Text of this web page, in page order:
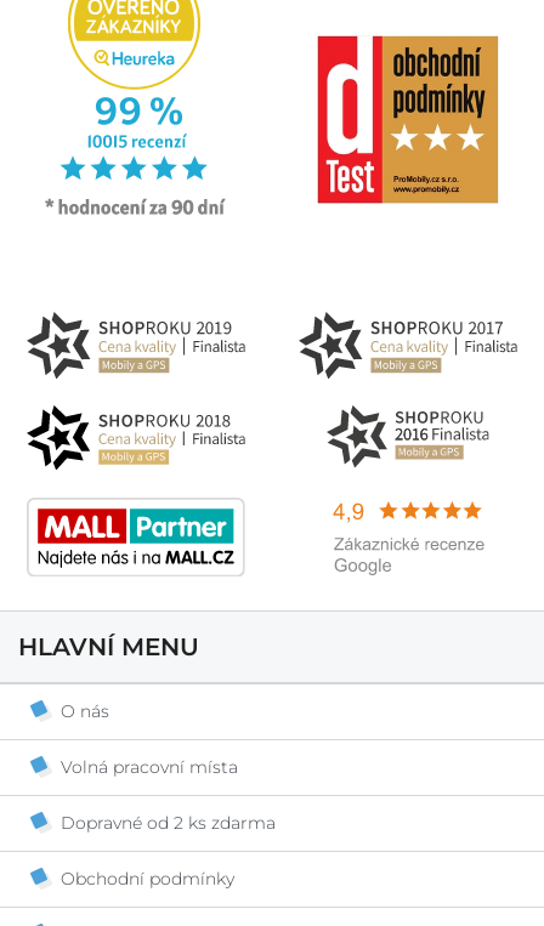
HLAVNÍ MENU
O nás
Volná pracovní místa
Dopravné od 2 ks zdarma
Obchodní podmínky